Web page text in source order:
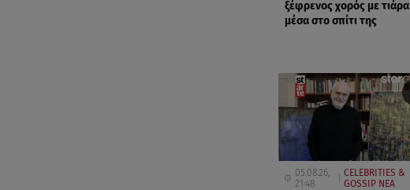
ξέφρενος χορός με τιάρα
μέσα στο σπίτι της
05.08.26,
21:48
CELEBRITIES &
GOSSIP ΝΕΑ